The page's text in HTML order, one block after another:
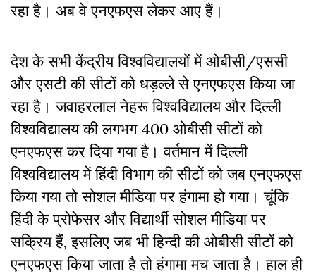
रहा है। अब वे एनएफएस लेकर आए हैं।
देश के सभी केंद्रीय विश्वविद्यालयों में ओबीसी/एससी
और एसटी की सीटों को धड़ल्ले से एनएफएस किया जा
रहा है। जवाहरलाल नेहरू विश्वविद्यालय और दिल्ली
विश्वविद्यालय की लगभग 400 ओबीसी सीटों को
एनएफएस कर दिया गया है। वर्तमान में दिल्ली
विश्वविद्यालय में हिंदी विभाग की सीटों को जब एनएफएस
किया गया तो सोशल मीडिया पर हंगामा हो गया। चूंकि
हिंदी के प्रोफेसर और विद्यार्थी सोशल मीडिया पर
सक्रिय हैं, इसलिए जब भी हिन्दी की ओबीसी सीटों को
एनएफएस किया जाता है तो हंगामा मच जाता है। हाल ही